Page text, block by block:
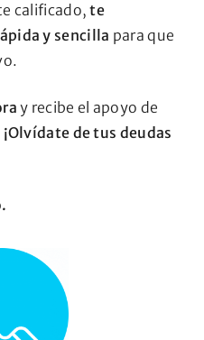
calificado,te
y sencilla para que
y recibe el apoyo de
¡Olvídate de tus deudas